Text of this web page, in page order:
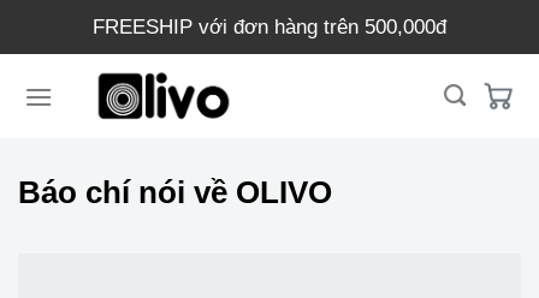
dung
FREESHIP với đơn hàng trên 500,000đ
Báo chí nói về OLIVO